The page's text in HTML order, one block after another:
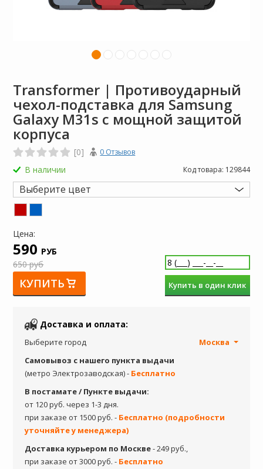
Transformer | Противоударный
чехол-подставка для Samsung
Galaxy M31s с мощной защитой
корпуса
[0] 0 Отзывов
В наличии Код товара: 129844
Выберите цвет
Цена:
590 РУБ
650 руб
КУПИТЬ Купить в один клик
Доставка и оплата:
Выберите город
Москва
Самовывоз с нашего пункта выдачи
(метро Электрозаводская) - Бесплатно
В постамате / Пункте выдачи:
от 120 руб. через 1-3 дня.
при заказе от 1500 руб. - Бесплатно (подробности
уточняйте у менеджера)
Доставка курьером по Москве- 249 руб.,
при заказе от 3000 руб. - Бесплатно